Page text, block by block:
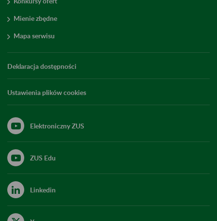
Mienie zbędne
Mapa serwisu
Deklaracja dostępności
Ustawienia plików cookies
Elektroniczny ZUS
ZUS Edu
Linkedin